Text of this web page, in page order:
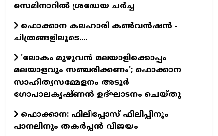
സെമിനാറിൽ ശ്രദ്ധേയ ചർച്ച
ഫൊക്കാന കലഹാരി കണ്‍വന്‍ഷന്‍ -
ചിത്രങ്ങളിലൂടെ....
'ലോകം മുഴുവൻ മലയാളിക്കൊപ്പം
മലയാളവും സഞ്ചരിക്കണം'; ഫൊക്കാന
സാഹിത്യസമ്മേളനം അടൂർ
ഗോപാലകൃഷ്ണൻ ഉദ്ഘാടനം ചെയ്തു
ഫൊക്കാന: ഫിലിപ്പോസ് ഫിലിപ്പിനും
പാനലിനും തകർപ്പൻ വിജയം